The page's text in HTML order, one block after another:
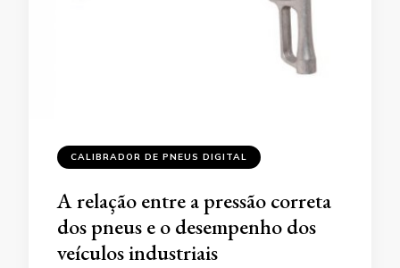
CALIBRADOR DE PNEUS DIGITAL
A relação entre a pressão correta
dos pneus e o desempenho dos
veículos industriais